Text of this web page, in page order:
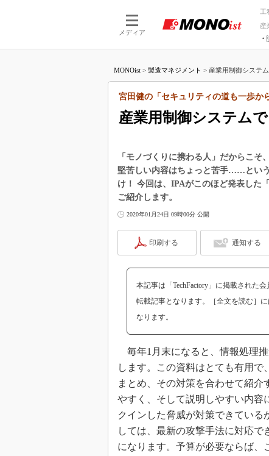
メディア
工
産
つながる工場
つながるサービ
AI×設
MONOist > 製造マネジメント > 産業用制御システ
産業用制御システム
宮田健の「セキュリティの道も一歩か
「モノづくりに携わる人」だからこ
堅苦しい内容はちょっと苦手……とい
け！ 今回は、IPAがこのほど発表した
ご紹介します。
2020年01月24日 09時00分 公開
印刷する 通知する
本記事は「TechFactory」に掲載された
転載記事となります。［全文を読む］に
なります。
毎年1月末になると、情報処理
します。この資料はとても有用
まとめ、その対策を合わせて紹
やすく、そして説明しやすい内容
クインした脅威が対策できてい
しては、最新の攻撃手法に対応
になります。予算が必要ならば、